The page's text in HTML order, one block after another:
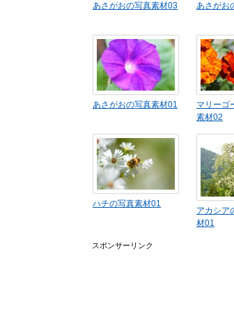
あさがおの写真素材03 あさがお
あさがおの写真素材01
マリーゴ
素材02
ハチの写真素材01
アカシア
材01
スポンサーリンク